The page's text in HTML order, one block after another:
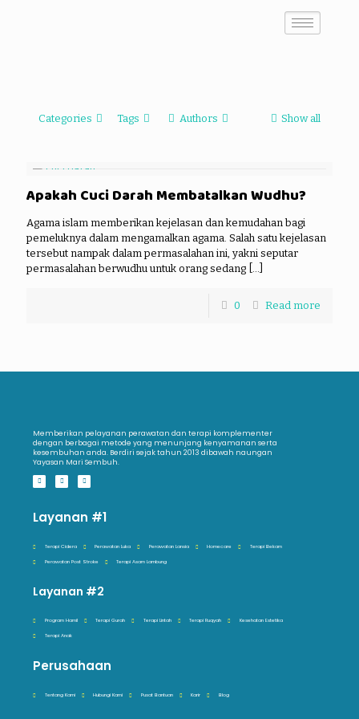
Categories Tags Authors Show all
Apakah Cuci Darah Membatalkan Wudhu?
Agama islam memberikan kejelasan dan kemudahan bagi
pemeluknya dalam mengamalkan agama. Salah satu kejelasan
tersebut nampak dalam permasalahan ini, yakni seputar
permasalahan berwudhu untuk orang sedang
0 Read more
Memberikan pelayanan perawatan dan terapi komplementer
dengan berbagai metode yang menunjang kenyamanan serta
kesembuhan anda. Berdiri sejak tahun 2013 dibawah naungan
Yayasan Mari Sembuh.
Layanan #1
Terapi Cidera Perawatan Luka Perawatan Lansia Homecare Terapi Bekam
Perawatan Post Stroke Terapi Asam Lambung
Layanan #2
Program Hamil Terapi Gurah Terapi Lintah Terapi Ruqyah Kesehatan Estetika
Terapi Anak
Perusahaan
Tentang Kami Hubungi Kami Pusat Bantuan Karir Blog